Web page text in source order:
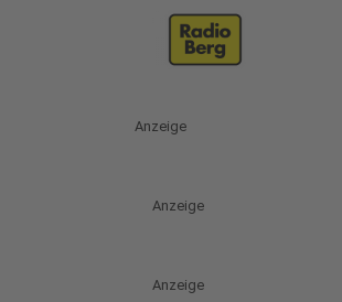
Anzeige
Anzeige
Anzeige